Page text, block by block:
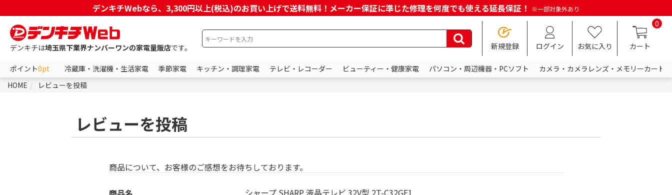
デンキチWebなら、3,300円以上(税込)のお買い上げで送料無料！メーカー保証に準じた修理を何度でも使える延長保証！ ※一部対象外あり
デンキチは埼玉県下業界ナンバーワンの家電量販店です。 新規登録 ログイン お気に入り
0
カート
ポイント0pt 冷蔵庫・洗濯機・生活家電 季節家電 キッチン・調理家電 テレビ・レコーダー ビューティー・健康家電 パソコン・周辺機器・PCソフト
カメラ・カメラレンズ・メモリーカード
HOME
レビューを投稿
レビューを投稿
商品について、お客様のご感想をお待ちしております。
シャープ SHARP 液晶テレビ 32V型 2T-C32GE1